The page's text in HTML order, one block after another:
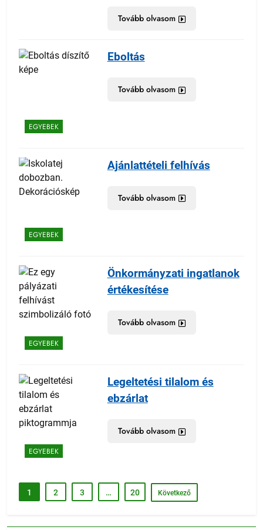
Tovább olvasom
EGYEBEK
Eboltás
Tovább olvasom
EGYEBEK
Ajánlattételi felhívás
Tovább olvasom
EGYEBEK
Önkormányzati ingatlanok
értékesítése
Tovább olvasom
EGYEBEK
Legeltetési tilalom és
ebzárlat
Tovább olvasom
1 2 3 … 20 Következő